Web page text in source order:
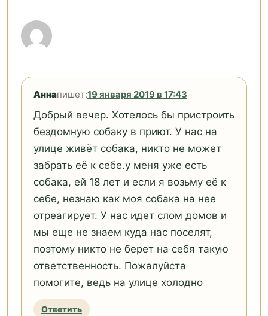
Аннапишет:19 января 2019 в 17:43
Добрый вечер. Хотелось бы пристроить
бездомную собаку в приют. У нас на
улице живёт собака, никто не может
забрать её к себе.у меня уже есть
собака, ей 18 лет и если я возьму её к
себе, незнаю как моя собака на нее
отреагирует. У нас идет слом домов и
мы еще не знаем куда нас поселят,
поэтому никто не берет на себя такую
ответственность. Пожалуйста
помогите, ведь на улице холодно
Ответить